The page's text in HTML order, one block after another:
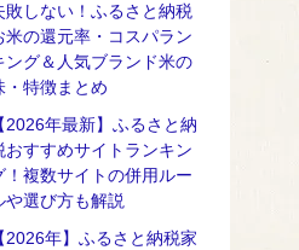
敗しない！ふるさと納税
米の還元率・コスパラン
ング＆人気ブランド米の
・特徴まとめ
【2026年最新】ふるさと納
おすすめサイトランキン
！複数サイトの併用ルー
や選び方も解説
【2026年】ふるさと納税家